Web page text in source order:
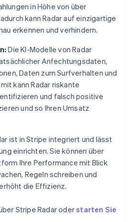
in Höhe von über
kann Radar auf einzigartige
erkennen und verhindern.
Die KI-Modelle von Radar
Anfechtungsdaten,
Daten zum Surfverhalten und
kann Radar riskante
und falsch positive
und so Ihren Umsatz
ist in Stripe integriert und lässt
einrichten. Sie können über
Ihre Performance mit Blick
Regeln schreiben und
die Effizienz.
Stripe Radar oderstarten Sie